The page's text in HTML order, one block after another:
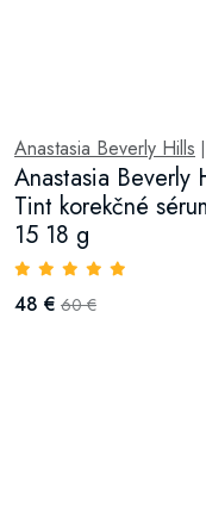
Anastasia Beverly Hills
Anastasia Beverly
Tint korekčné
15 18 g
48 € 60 €